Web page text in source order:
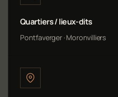
Quartiers / lieux-dits
Pontfaverger · Moronvilliers